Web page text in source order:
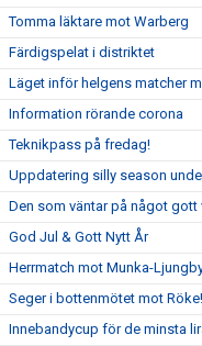
Tomma läktare mot Warberg
Färdigspelat i distriktet
Läget inför helgens matcher
Information rörande corona
Teknikpass på fredag!
Uppdatering silly season
Den som väntar på något
God Jul & Gott Nytt År
Herrmatch mot Munka-
Seger i bottenmötet mot Röke!
Innebandycup för de minsta